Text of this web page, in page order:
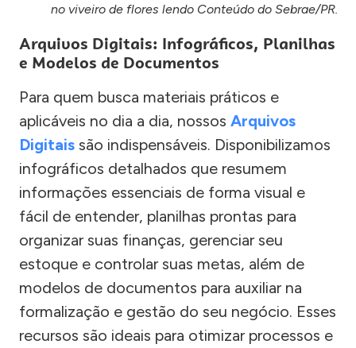
no viveiro de flores lendo Conteúdo do Sebrae/PR.
Arquivos Digitais: Infográficos, Planilhas
e Modelos de Documentos
Para quem busca materiais práticos e
aplicáveis no dia a dia, nossos Arquivos
Digitais são indispensáveis. Disponibilizamos
infográficos detalhados que resumem
informações essenciais de forma visual e
fácil de entender, planilhas prontas para
organizar suas finanças, gerenciar seu
estoque e controlar suas metas, além de
modelos de documentos para auxiliar na
formalização e gestão do seu negócio. Esses
recursos são ideais para otimizar processos e